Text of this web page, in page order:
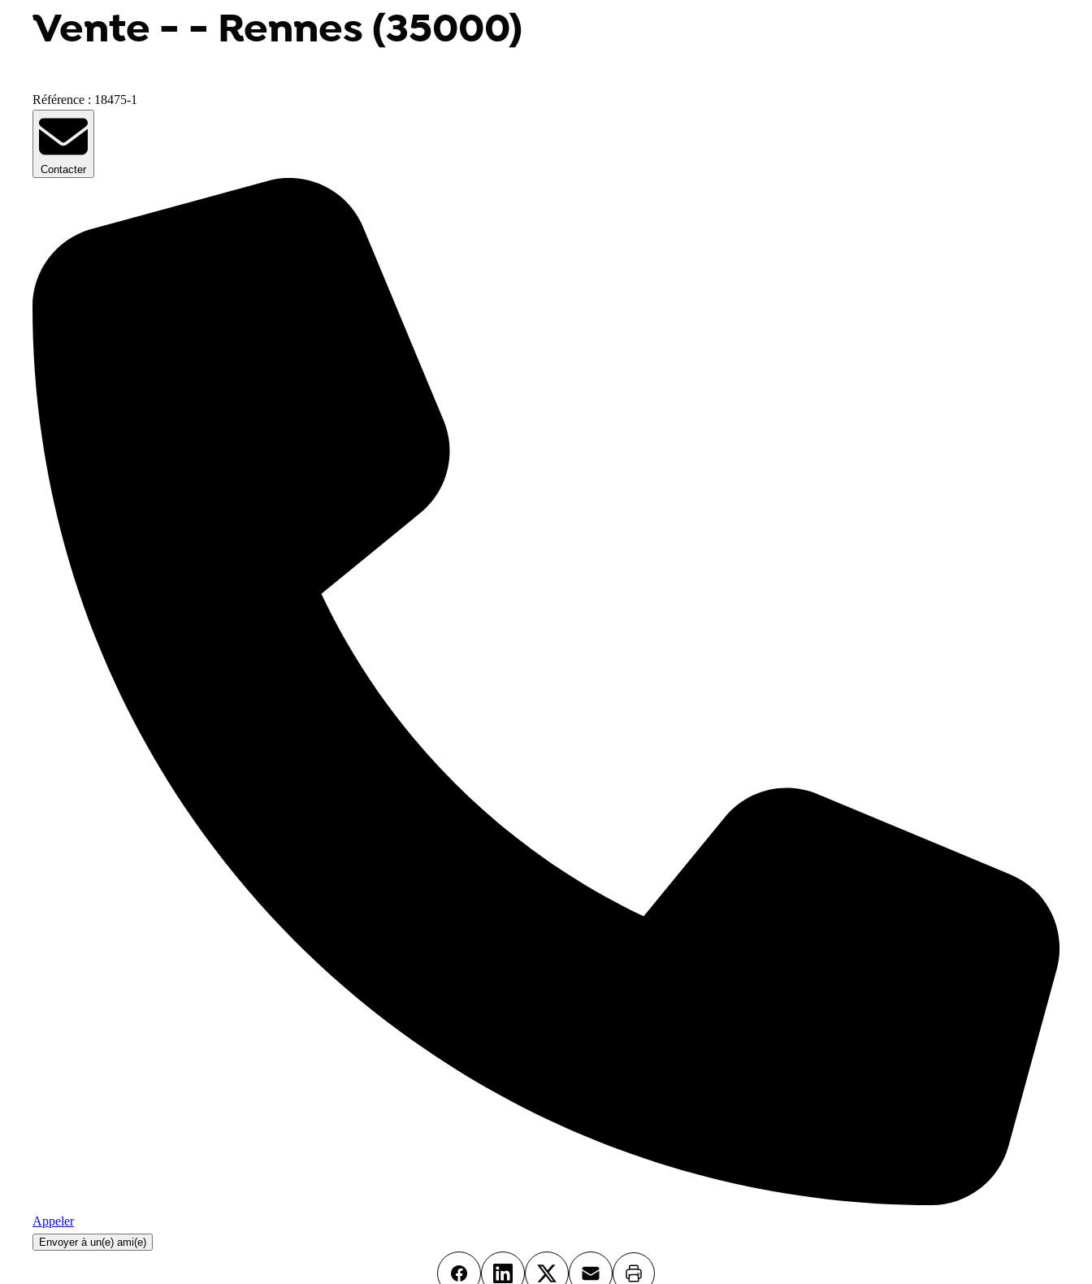
Vente - - Rennes (35000)
Référence : 18475-1
Contacter
Appeler
Envoyer à un(e) ami(e)
Imprimer